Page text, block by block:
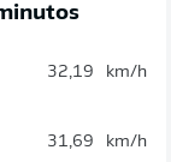
32,19 km/h
31,69 km/h